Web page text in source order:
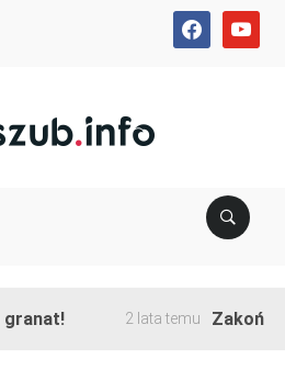
facebookyoutube
2 lata temu Zakończono